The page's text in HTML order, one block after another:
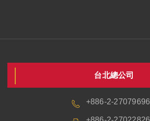
台北總公司
+886-2-27079696